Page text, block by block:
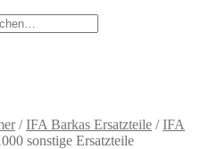
/IFA Barkas Ersatzteile /IFA
sonstige Ersatzteile